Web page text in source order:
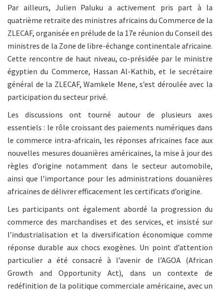
Par ailleurs, Julien Paluku a activement pris part à la
quatrième retraite des ministres africains du Commerce de la
ZLECAF, organisée en prélude de la 17e réunion du Conseil des
ministres de la Zone de libre-échange continentale africaine.
Cette rencontre de haut niveau, co-présidée par le ministre
égyptien du Commerce, Hassan Al-Kathib, et le secrétaire
général de la ZLECAF, Wamkele Mene, s’est déroulée avec la
participation du secteur privé.
Les discussions ont tourné autour de plusieurs axes
essentiels : le rôle croissant des paiements numériques dans
le commerce intra-africain, les réponses africaines face aux
nouvelles mesures douanières américaines, la mise à jour des
règles d’origine notamment dans le secteur automobile,
ainsi que l’importance pour les administrations douanières
africaines de délivrer efficacement les certificats d’origine.
Les participants ont également abordé la progression du
commerce des marchandises et des services, et insisté sur
l’industrialisation et la diversification économique comme
réponse durable aux chocs exogènes. Un point d’attention
particulier a été consacré à l’avenir de l’AGOA (African
Growth and Opportunity Act), dans un contexte de
redéfinition de la politique commerciale américaine, avec un